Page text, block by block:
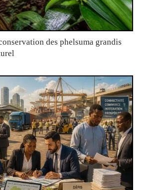
des phelsuma grandis